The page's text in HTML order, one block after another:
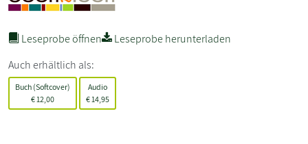
Leseprobe öffnen
Leseprobe herunterladen
Auch erhältlich als:
Buch (Softcover)
€12,00
Audio
€14,95